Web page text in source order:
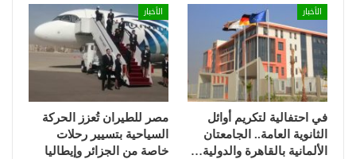
الأخبار
في احتفالية لتكريم أوائل
الثانوية العامة.. الجامعتان
الألمانية بالقاهرة والدولية…
الأخبار
مصر للطيران تُعزز الحركة
السياحية بتسيير رحلات
خاصة من الجزائر وإيطاليا